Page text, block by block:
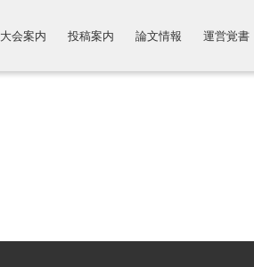
大会案内 投稿案内 論文情報 運営覚書